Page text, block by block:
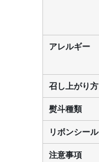
アレルギー
召し上がり方
熨斗種類
リボンシール
注意事項